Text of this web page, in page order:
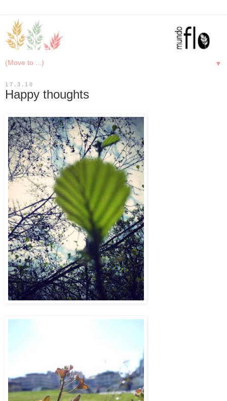
▼
17.3.10
Happy thoughts